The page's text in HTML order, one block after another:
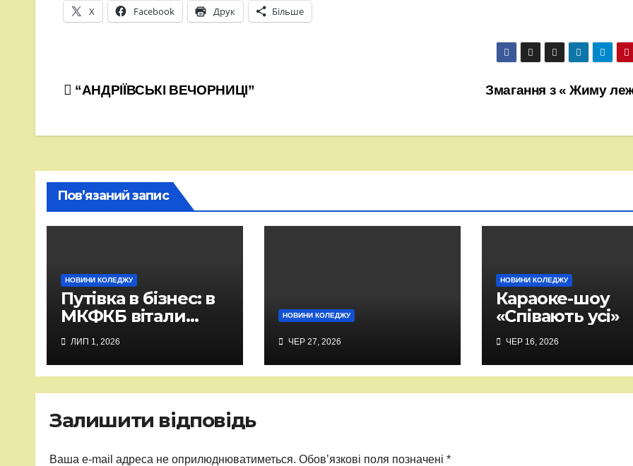
X Facebook Друк Більше
Навігація
Змагання з « Жиму
“АНДРІЇВСЬКІ ВЕЧОРНИЦІ”
Пов’язаний запис
НОВИНИ КОЛЕДЖУ
Путівка в бізнес: в
МКФКБ вітали
випускників-2026
ЛИП 1, 2026
НОВИНИ КОЛЕДЖУ
ЧЕР 27, 2026
НОВИНИ КОЛЕДЖУ
Караоке-шоу
«Співають усі»
ЧЕР 16, 2026
Залишити відповідь
Ваша e-mail адреса не оприлюднюватиметься. Обов’язкові поля позначені *